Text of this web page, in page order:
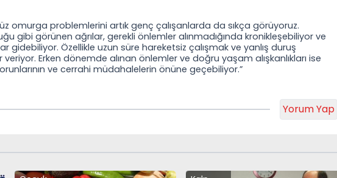
omurga problemlerini artık genç çalışanlarda da sıkça görüyoruz.
gibi görünen ağrılar, gerekli önlemler alınmadığında kronikleşebiliyor ve
gidebiliyor. Özellikle uzun süre hareketsiz çalışmak ve yanlış duruş
Erken dönemde alınan önlemler ve doğru yaşam alışkanlıkları ise
ve cerrahi müdahalelerin önüne geçebiliyor.”
Yorum Yap